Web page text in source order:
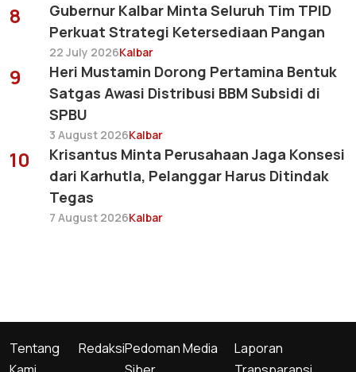
8
Gubernur Kalbar Minta Seluruh Tim TPID
Perkuat Strategi Ketersediaan Pangan
22 July 2026Kalbar
9
Heri Mustamin Dorong Pertamina Bentuk
Satgas Awasi Distribusi BBM Subsidi di
SPBU
3 August 2026Kalbar
10
Krisantus Minta Perusahaan Jaga Konsesi
dari Karhutla, Pelanggar Harus Ditindak
Tegas
7 August 2026Kalbar
Tentang
RedaksiPedoman Media
Laporan